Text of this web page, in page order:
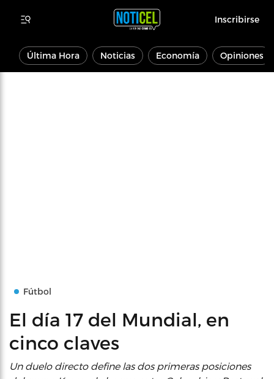
Inscribirse
Última Hora Noticias Economía Opiniones
Fútbol
El día 17 del Mundial, en
cinco claves
Un duelo directo define las dos primeras posiciones